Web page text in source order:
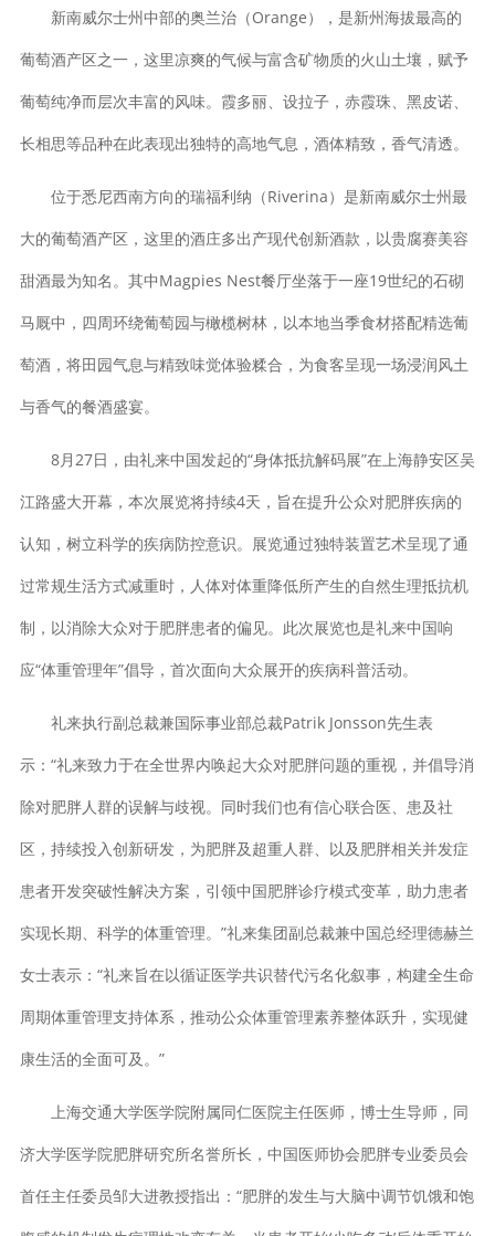
新南威尔士州中部的奥兰治（Orange），是新州海拔最高的
葡萄酒产区之一，这里凉爽的气候与富含矿物质的火山土壤，赋予
葡萄纯净而层次丰富的风味。霞多丽、设拉子，赤霞珠、黑皮诺、
长相思等品种在此表现出独特的高地气息，酒体精致，香气清透。
位于悉尼西南方向的瑞福利纳（Riverina）是新南威尔士州最
大的葡萄酒产区，这里的酒庄多出产现代创新酒款，以贵腐赛美容
甜酒最为知名。其中Magpies Nest餐厅坐落于一座19世纪的石砌
马厩中，四周环绕葡萄园与橄榄树林，以本地当季食材搭配精选葡
萄酒，将田园气息与精致味觉体验糅合，为食客呈现一场浸润风土
与香气的餐酒盛宴。
8月27日，由礼来中国发起的“身体抵抗解码展”在上海静安区吴
江路盛大开幕，本次展览将持续4天，旨在提升公众对肥胖疾病的
认知，树立科学的疾病防控意识。展览通过独特装置艺术呈现了通
过常规生活方式减重时，人体对体重降低所产生的自然生理抵抗机
制，以消除大众对于肥胖患者的偏见。此次展览也是礼来中国响
应“体重管理年”倡导，首次面向大众展开的疾病科普活动。
礼来执行副总裁兼国际事业部总裁Patrik Jonsson先生表
示：“礼来致力于在全世界内唤起大众对肥胖问题的重视，并倡导消
除对肥胖人群的误解与歧视。同时我们也有信心联合医、患及社
区，持续投入创新研发，为肥胖及超重人群、以及肥胖相关并发症
患者开发突破性解决方案，引领中国肥胖诊疗模式变革，助力患者
实现长期、科学的体重管理。”礼来集团副总裁兼中国总经理德赫兰
女士表示：“礼来旨在以循证医学共识替代污名化叙事，构建全生命
周期体重管理支持体系，推动公众体重管理素养整体跃升，实现健
康生活的全面可及。”
上海交通大学医学院附属同仁医院主任医师，博士生导师，同
济大学医学院肥胖研究所名誉所长，中国医师协会肥胖专业委员会
首任主任委员邹大进教授指出：“肥胖的发生与大脑中调节饥饿和饱